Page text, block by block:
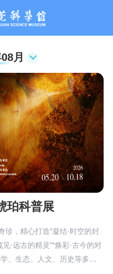
月
科普展
珍，精心打造“凝结·时空的封
见·远古的精灵”“焕彩·古今的对
、生态、人文、历史等多维